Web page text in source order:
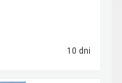
10 dni